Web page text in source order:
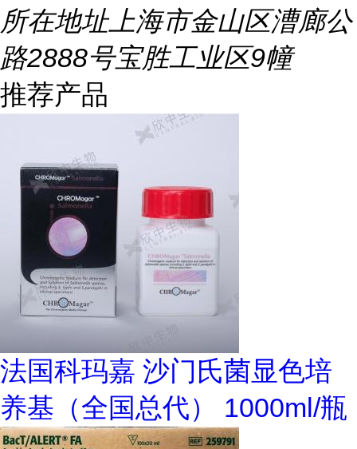
所在地址上海市金山区漕廊公
路2888号宝胜工业区9幢
推荐产品
法国科玛嘉 沙门氏菌显色培
养基（全国总代） 1000ml/瓶